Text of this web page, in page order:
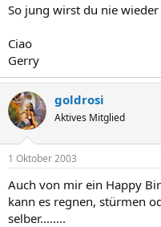
So jung wirst du nie wieder
Ciao
Gerry
goldrosi
Aktives Mitglied
1 Oktober 2003
Auch von mir ein Happy
kann es regnen, stürmen
selber........